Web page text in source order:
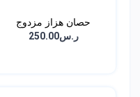
حصان هزاز مزدوج
المقعد...
ر.س250.00